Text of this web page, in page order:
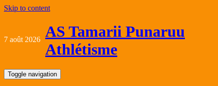
Skip to content
7 août 2026 AS Tamarii Punaruu
Athlétisme
Toggle navigation